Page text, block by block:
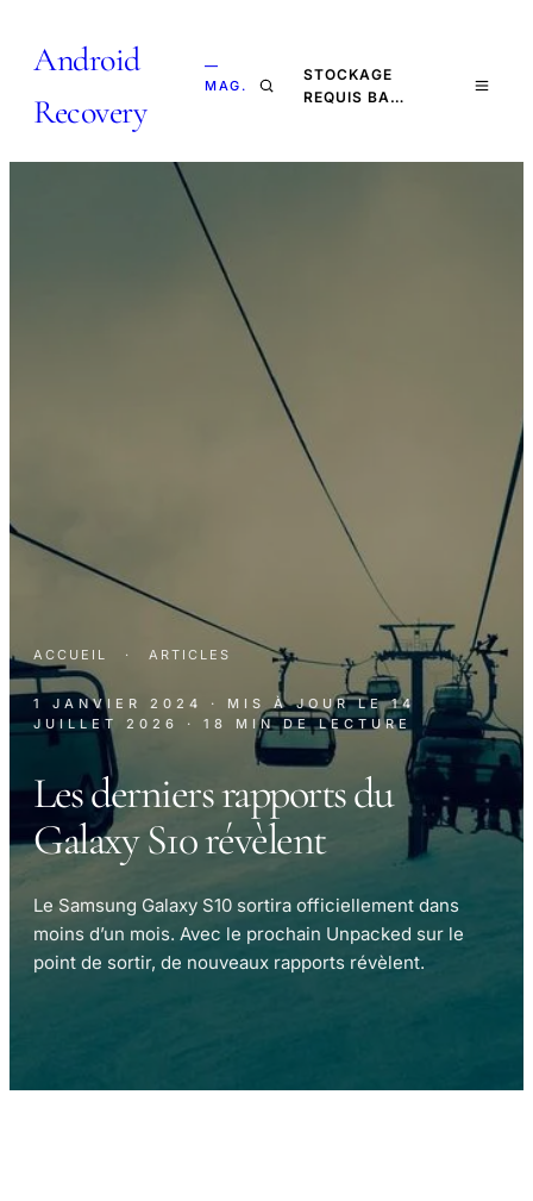
Android
Recovery
—
MAG.
STOCKAGE
REQUIS BA…
ACCUEIL · ARTICLES
1 JANVIER 2024 · MIS À JOUR LE14
JUILLET 2026
· 18 MIN DE LECTURE
Les derniers rapports du
Galaxy S10 révèlent
Le Samsung Galaxy S10 sortira officiellement dans
moins d’un mois. Avec le prochain Unpacked sur le
point de sortir, de nouveaux rapports révèlent.